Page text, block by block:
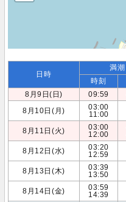
日時
満潮
時刻
8月9日(日)
09:59
8月10日(月)
03:00
11:00
8月11日(火)
03:00
12:00
8月12日(水)
03:20
12:59
8月13日(木)
03:39
13:50
8月14日(金)
03:59
14:39